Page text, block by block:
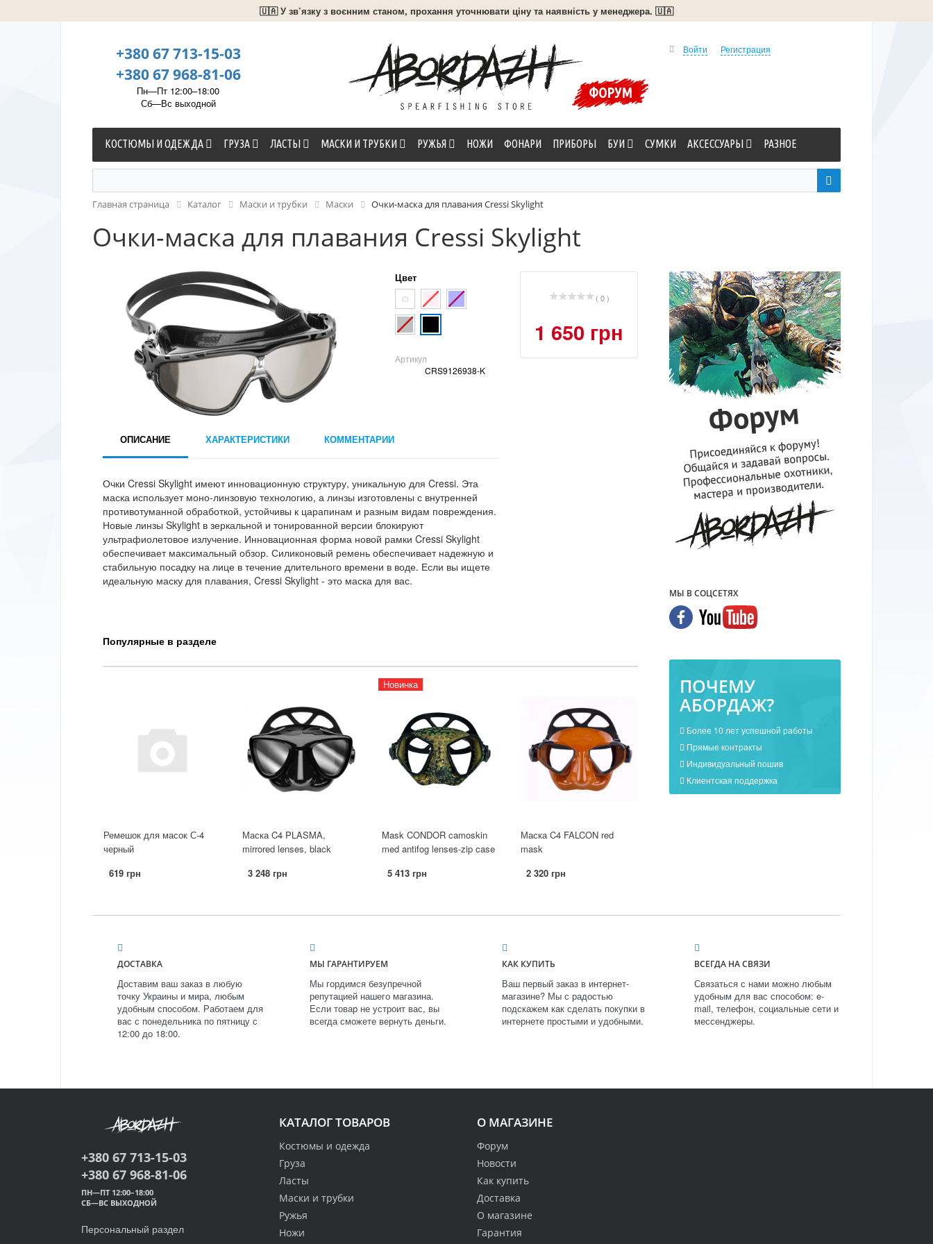
🇺🇦 У зв’язку з воєнним станом, прохання уточнювати ціну та наявність у менеджера. 🇺🇦
+380 67 713-15-03
+380 67 968-81-06
Пн—Пт 12:00–18:00
Сб—Вс выходной
ФОРУМ
Войти Регистрация
КОСТЮМЫ И ОДЕЖДА ГРУЗА ЛАСТЫ МАСКИ И ТРУБКИ РУЖЬЯ НОЖИ ФОНАРИ ПРИБОРЫ БУИ СУМКИ АКСЕССУАРЫ РАЗНОЕ
Главная страница Каталог Маски и трубки Маски Очки-маска для плавания Cressi Skylight
Очки-маска для плавания Cressi Skylight
Цвет
Артикул
CRS9126938-K
( 0 )
1 650 грн
ОПИСАНИЕ ХАРАКТЕРИСТИКИ КОММЕНТАРИИ
Очки Cressi Skylight имеют инновационную структуру, уникальную для Cressi. Эта
маска использует моно-линзовую технологию, а линзы изготовлены с внутренней
противотуманной обработкой, устойчивы к царапинам и разным видам повреждения.
Новые линзы Skylight в зеркальной и тонированной версии блокируют
ультрафиолетовое излучение. Инновационная форма новой рамки Cressi Skylight
обеспечивает максимальный обзор. Силиконовый ремень обеспечивает надежную и
стабильную посадку на лице в течение длительного времени в воде. Если вы ищете
идеальную маску для плавания, Cressi Skylight - это маска для вас.
Популярные в разделе
Ремешок для масок С-4
черный
619 грн
Маска C4 PLASMA,
mirrored lenses, black
3 248 грн
Новинка
Mask CONDOR camoskin
med antifog lenses-zip case
5 413 грн
Маска C4 FALCON red
mask
2 320 грн
МЫ В СОЦСЕТЯХ
ПОЧЕМУ
АБОРДАЖ?
Более 10 лет успешной работы
Прямые контракты
Индивидуальный пошив
Клиентская поддержка
ДОСТАВКА
Доставим ваш заказ в любую
точку Украины и мира, любым
удобным способом. Работаем для
вас с понедельника по пятницу с
12:00 до 18:00.
МЫ ГАРАНТИРУЕМ
Мы гордимся безупречной
репутацией нашего магазина.
Если товар не устроит вас, вы
всегда сможете вернуть деньги.
КАК КУПИТЬ
Ваш первый заказ в интернет-
магазине? Мы с радостью
подскажем как сделать покупки в
интернете простыми и удобными.
ВСЕГДА НА СВЯЗИ
Связаться с нами можно любым
удобным для вас способом: e-
mail, телефон, социальные сети и
мессенджеры.
О МАГАЗИНЕ
Форум
Новости
Как купить
Доставка
О магазине
Гарантия
КАТАЛОГ ТОВАРОВ
Костюмы и одежда
Груза
Ласты
Маски и трубки
Ружья
Ножи
+380 67 713-15-03
+380 67 968-81-06
ПН—ПТ 12:00–18:00
СБ—ВС ВЫХОДНОЙ
Персональный раздел